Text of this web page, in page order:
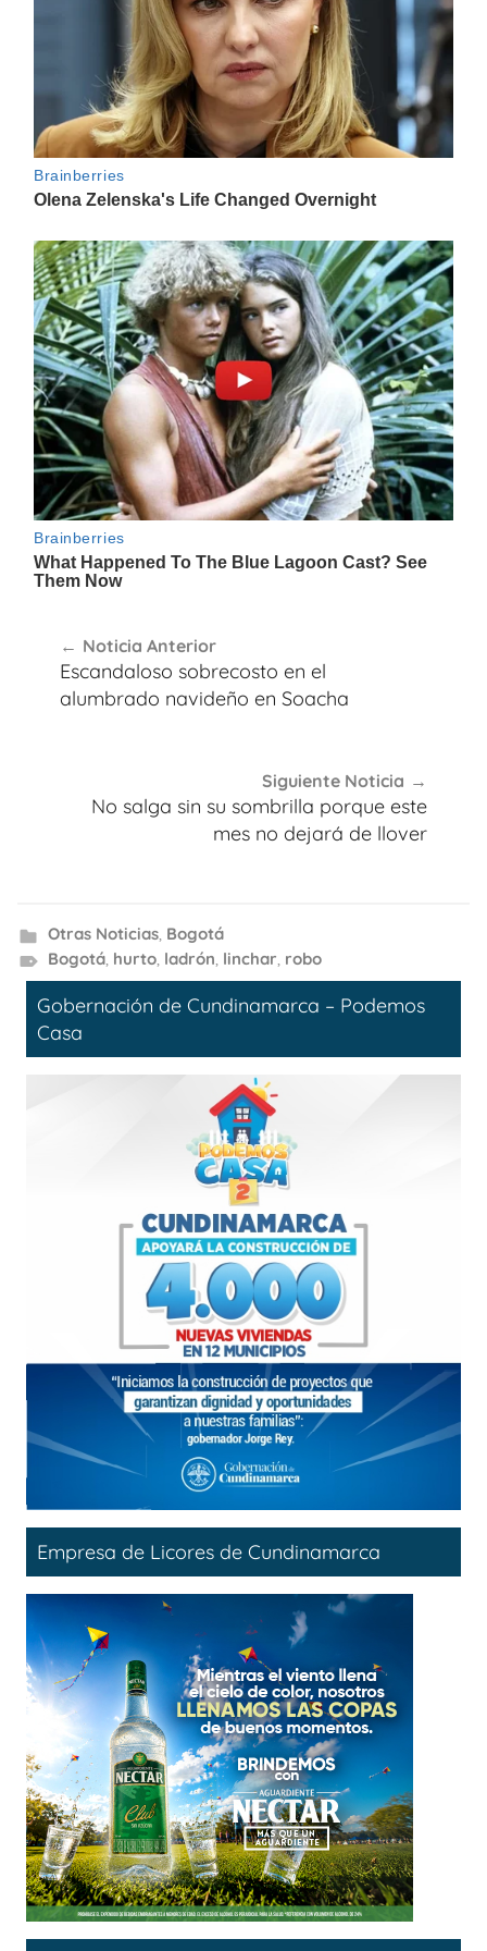
de
entradas
Noticia Anterior
Escandaloso sobrecosto en el
alumbrado navideño en Soacha
Siguiente Noticia
No salga sin su sombrilla porque este
mes no dejará de llover
Otras Noticias, Bogotá
Bogotá, hurto, ladrón, linchar, robo
Gobernación de Cundinamarca – Podemos
Casa
Empresa de Licores de Cundinamarca